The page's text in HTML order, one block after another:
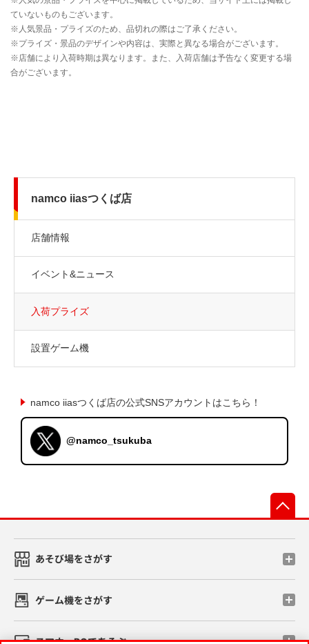
namco iiasつくば店
店舗情報
イベント&ニュース
入荷プライズ
設置ゲーム機
namco iiasつくば店の公式SNSアカウントはこちら！
@namco_tsukuba
あそび場をさがす
ゲーム機をさがす
スマホ・PCであそぶ